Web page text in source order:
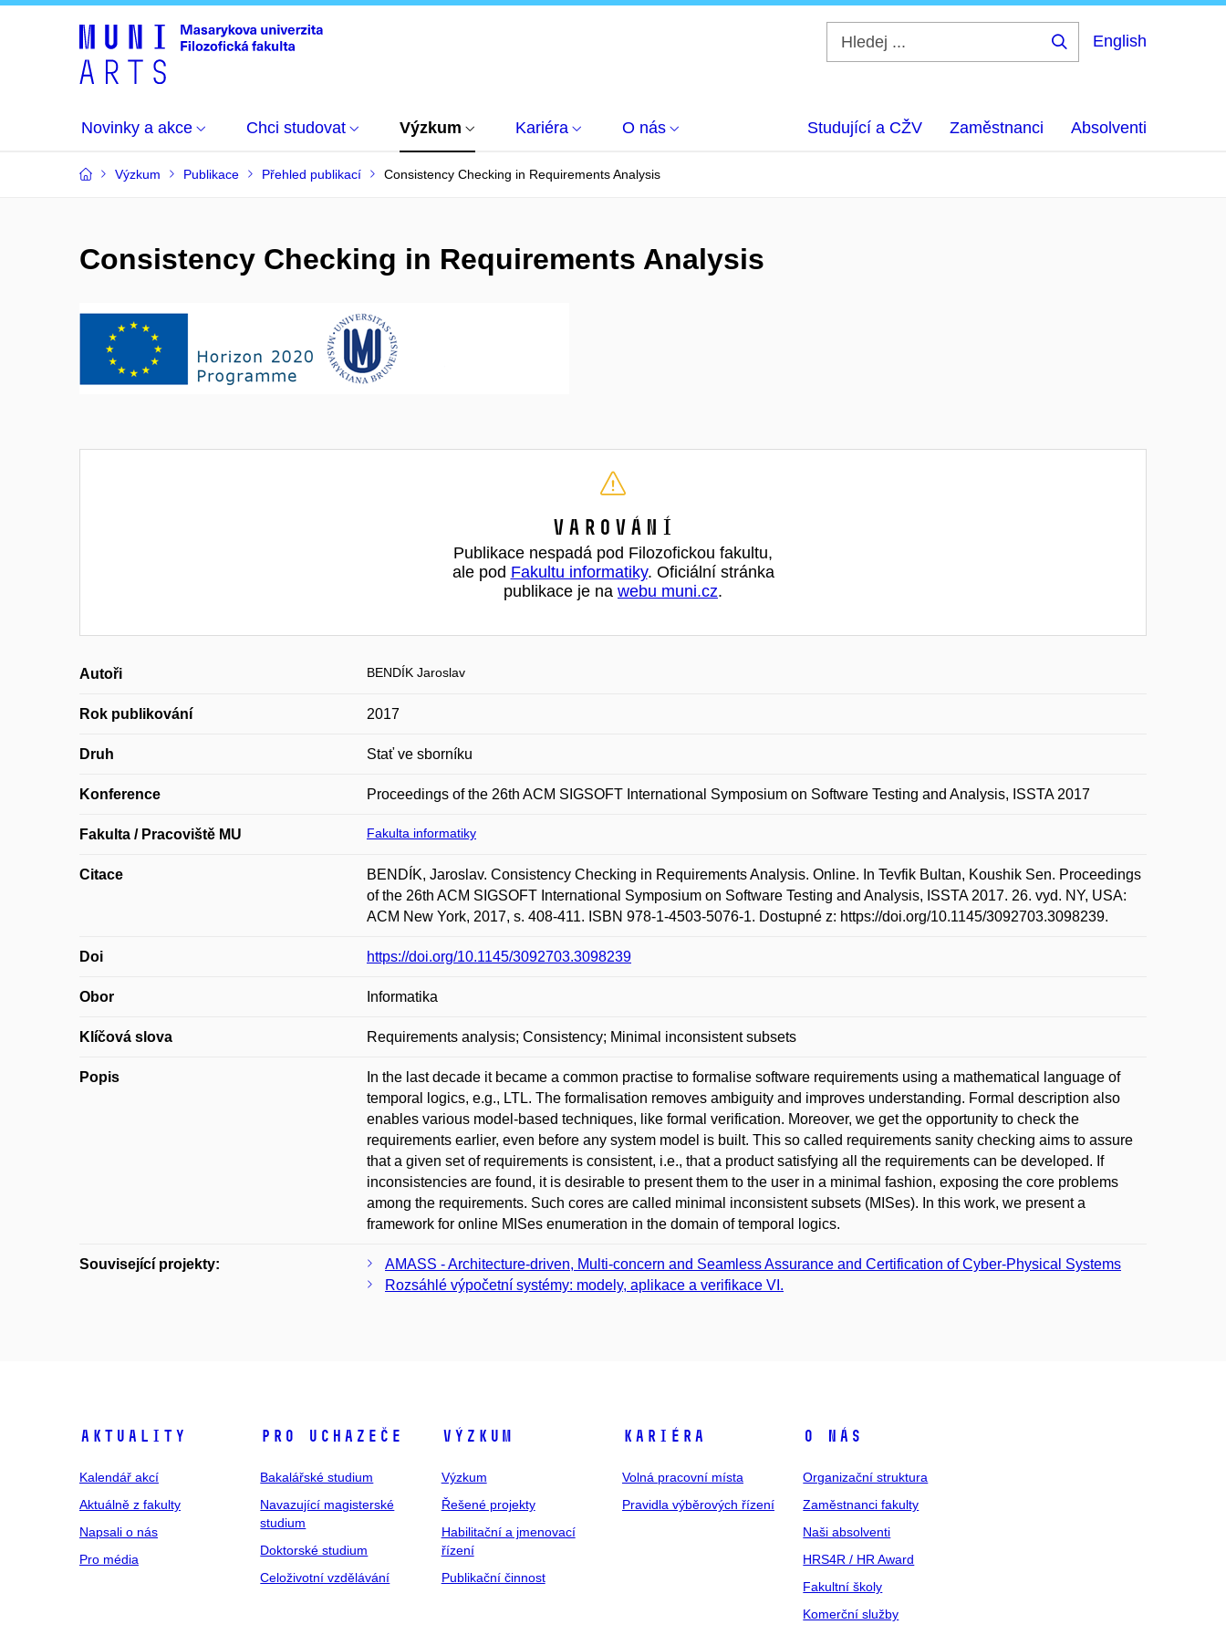
English
Novinky a akce Chci studovat Výzkum Kariéra O nás Studující a CŽV Zaměstnanci Absolventi
Výzkum Publikace Přehled publikací Consistency Checking in Requirements Analysis
Consistency Checking in Requirements Analysis
Varování
Publikace nespadá pod Filozofickou fakultu,
ale pod Fakultu informatiky. Oficiální stránka
publikace je na webu muni.cz.
Autoři BENDÍK Jaroslav
Rok publikování 2017
Druh Stať ve sborníku
Konference Proceedings of the 26th ACM SIGSOFT International Symposium on Software Testing and Analysis, ISSTA 2017
Fakulta / Pracoviště MU Fakulta informatiky
Citace
BENDÍK, Jaroslav. Consistency Checking in Requirements Analysis. Online. In Tevfik Bultan, Koushik Sen. Proceedings
of the 26th ACM SIGSOFT International Symposium on Software Testing and Analysis, ISSTA 2017. 26. vyd. NY, USA:
ACM New York, 2017, s. 408-411. ISBN 978-1-4503-5076-1. Dostupné z: https://doi.org/10.1145/3092703.3098239.
Doi https://doi.org/10.1145/3092703.3098239
Obor Informatika
Klíčová slova Requirements analysis; Consistency; Minimal inconsistent subsets
Popis
In the last decade it became a common practise to formalise software requirements using a mathematical language of
temporal logics, e.g., LTL. The formalisation removes ambiguity and improves understanding. Formal description also
enables various model-based techniques, like formal verification. Moreover, we get the opportunity to check the
requirements earlier, even before any system model is built. This so called requirements sanity checking aims to assure
that a given set of requirements is consistent, i.e., that a product satisfying all the requirements can be developed. If
inconsistencies are found, it is desirable to present them to the user in a minimal fashion, exposing the core problems
among the requirements. Such cores are called minimal inconsistent subsets (MISes). In this work, we present a
framework for online MISes enumeration in the domain of temporal logics.
Související projekty:
AMASS - Architecture-driven, Multi-concern and Seamless Assurance and Certification of Cyber-Physical Systems
Rozsáhlé výpočetní systémy: modely, aplikace a verifikace VI.
Aktuality
Kalendář akcí
Aktuálně z fakulty
Napsali o nás
Pro média
Pro uchazeče
Bakalářské studium
Navazující magisterské
studium
Doktorské studium
Celoživotní vzdělávání
Výzkum
Výzkum
Řešené projekty
Habilitační a jmenovací
řízení
Publikační činnost
Kariéra
Volná pracovní místa
Pravidla výběrových řízení
O nás
Organizační struktura
Zaměstnanci fakulty
Naši absolventi
HRS4R / HR Award
Fakultní školy
Komerční služby